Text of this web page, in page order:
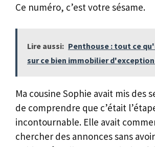
Ce numéro, c’est votre sésame.
Lire aussi: Penthouse : tout ce
sur ce bien immobilier d'exception
Ma cousine Sophie avait mis des
de comprendre que c’était
incontournable. Elle avait
chercher des annonces sans